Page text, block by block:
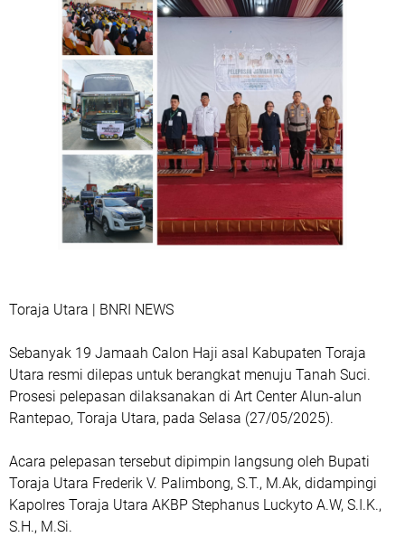
Toraja Utara | BNRI NEWS
Sebanyak 19 Jamaah Calon Haji asal Kabupaten Toraja
Utara resmi dilepas untuk berangkat menuju Tanah Suci.
Prosesi pelepasan dilaksanakan di Art Center Alun-alun
Rantepao, Toraja Utara, pada Selasa (27/05/2025).
Acara pelepasan tersebut dipimpin langsung oleh Bupati
Toraja Utara Frederik V. Palimbong, S.T., M.Ak, didampingi
Kapolres Toraja Utara AKBP Stephanus Luckyto A.W, S.I.K.,
S.H., M.Si.